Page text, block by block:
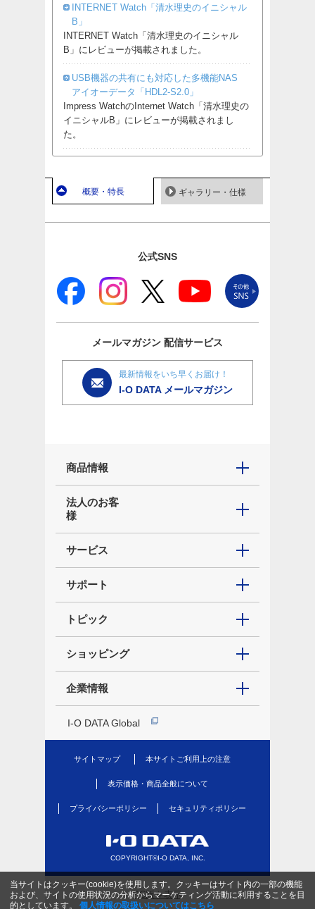
INTERNET Watch「清水理史のイニシャル
B」
INTERNET Watch「清水理史のイニシャル
B」にレビューが掲載されました。
USB機器の共有にも対応した多機能NAS
アイオーデータ「HDL2-S2.0」
Impress WatchのInternet Watch「清水理史の
イニシャルB」にレビューが掲載されまし
た。
概要・特長 ギャラリー・仕様
公式SNS
メールマガジン 配信サービス
最新情報をいち早くお届け！
I-O DATA メールマガジン
商品情報
法人のお客
様
サービス
サポート
トピック
ショッピング
企業情報
I-O DATA Global
サイトマップ 本サイトご利用上の注意
表示価格・商品全般について
プライバシーポリシー セキュリティポリシー
COPYRIGHT©I-O DATA, INC.
当サイトはクッキー(cookie)を使用します。クッキーはサイト内の一部の機能
および、サイトの使用状況の分析からマーケティング活動に利用することを目
的としています。
個人情報の取扱いについてはこちら
PC版を表示